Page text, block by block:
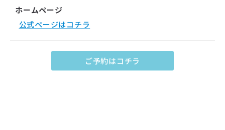
ホームページ
公式ページはコチラ
ご予約はコチラ